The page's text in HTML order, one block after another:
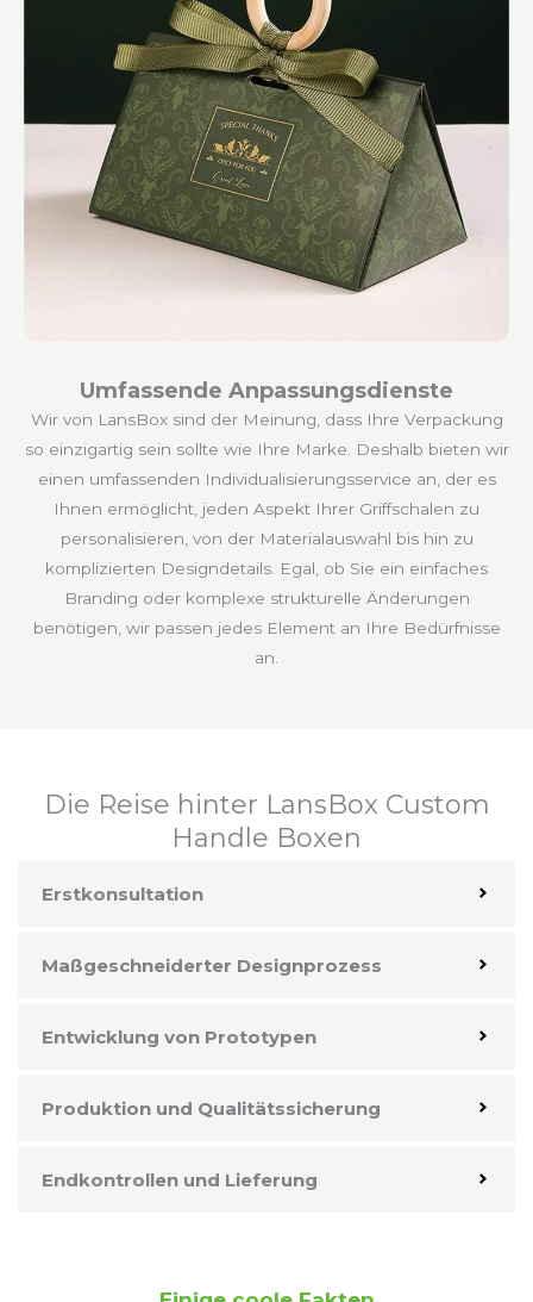
Umfassende Anpassungsdienste
Wir von LansBox sind der Meinung, dass Ihre Verpackung
so einzigartig sein sollte wie Ihre Marke. Deshalb bieten wir
einen umfassenden Individualisierungsservice an, der es
Ihnen ermöglicht, jeden Aspekt Ihrer Griffschalen zu
personalisieren, von der Materialauswahl bis hin zu
komplizierten Designdetails. Egal, ob Sie ein einfaches
Branding oder komplexe strukturelle Änderungen
benötigen, wir passen jedes Element an Ihre Bedürfnisse
an.
Die Reise hinter LansBox Custom
Handle Boxen
Erstkonsultation
Maßgeschneiderter Designprozess
Entwicklung von Prototypen
Produktion und Qualitätssicherung
Endkontrollen und Lieferung